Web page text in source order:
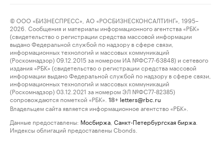
© ООО «БИЗНЕСПРЕСС», АО «РОСБИЗНЕСКОНСАЛТИНГ», 1995–
2026. Сообщения и материалы информационного агентства «РБК»
(свидетельство о регистрации средства массовой информации
выдано Федеральной службой по надзору в сфере связи,
информационных технологий и массовых коммуникаций
(Роскомнадзор) 09.12.2015 за номером ИА №ФС77-63848) и сетевого
издания «РБК» (свидетельство о регистрации средства массовой
информации выдано Федеральной службой по надзору в сфере связи,
информационных технологий и массовых коммуникаций
(Роскомнадзор) 03.12.2021 за номером ЭЛ №ФС77-82385)
сопровождаются пометкой «РБК».
18+ letters@rbc.ru
Владельцем сайта является информационное агентство «РБК».
Данные предоставлены: Мосбиржа Санкт-Петербургская биржа
Индексы облигаций предоставлены Cbonds.